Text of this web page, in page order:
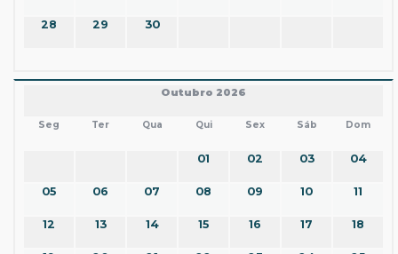
28 29 30
Outubro 2026
Seg Ter Qua Qui Sex Sáb Dom
01 02 03 04
05 06 07 08 09 10 11
12 13 14 15 16 17 18